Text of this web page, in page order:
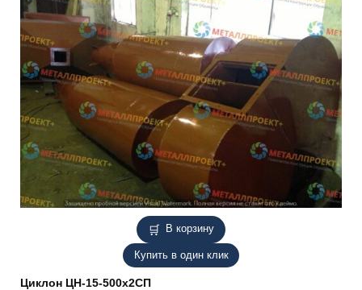
В корзину
Купить в один клик
Циклон ЦН-15-500х2СП